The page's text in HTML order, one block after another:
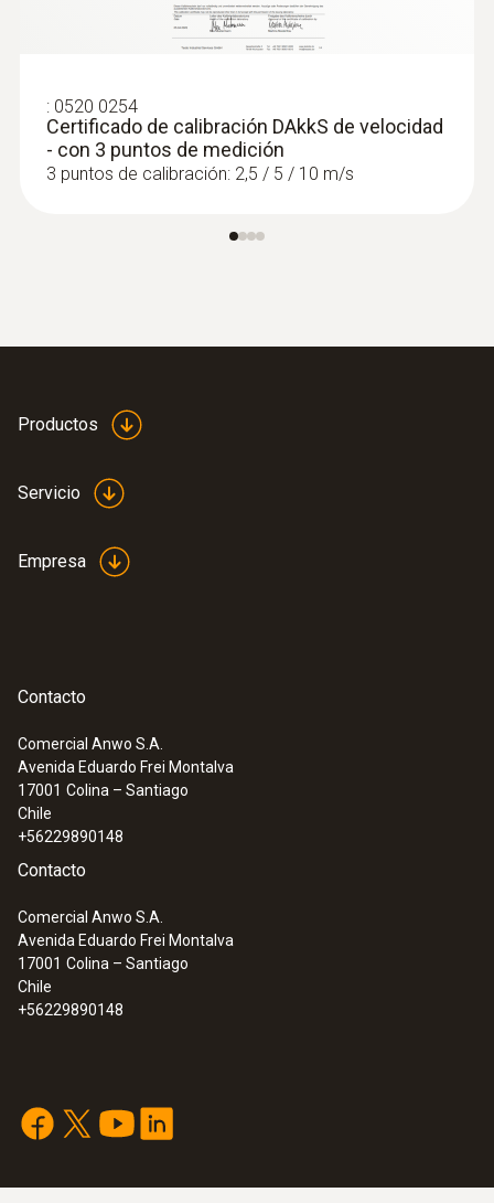
: 0520 0254
Certificado de calibración DAkkS de velocidad
- con 3 puntos de medición
3 puntos de calibración: 2,5 / 5 / 10 m/s
Productos
Servicio
Empresa
Contacto
Comercial Anwo S.A.
Avenida Eduardo Frei Montalva
17001 Colina – Santiago
Chile
+56229890148
Contacto
Comercial Anwo S.A.
Avenida Eduardo Frei Montalva
17001 Colina – Santiago
Chile
+56229890148